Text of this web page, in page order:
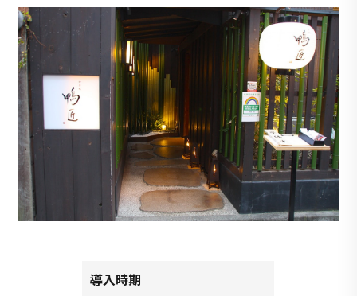
導入時期